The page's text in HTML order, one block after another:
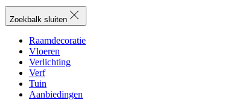
Zoekbalk sluiten
Raamdecoratie
Vloeren
Verlichting
Verf
Tuin
Aanbiedingen